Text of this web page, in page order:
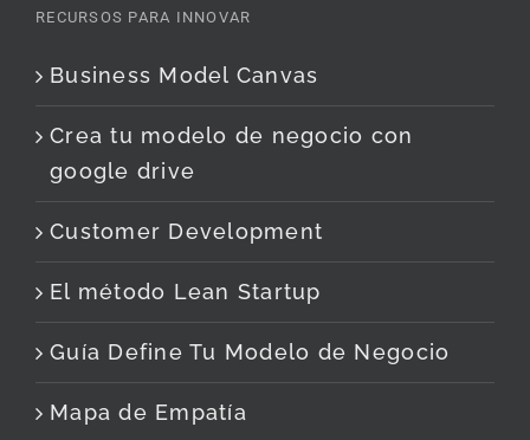
RECURSOS PARA INNOVAR
Business Model Canvas
Crea tu modelo de negocio con
google drive
Customer Development
El método Lean Startup
Guía Define Tu Modelo de Negocio
Mapa de Empatía